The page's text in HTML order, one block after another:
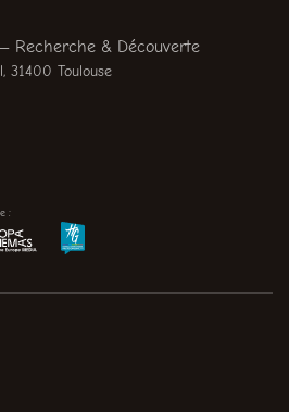
Recherche & Découverte
31400 Toulouse
: